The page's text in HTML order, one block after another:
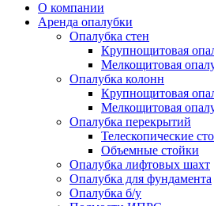
О компании
Аренда опалубки
Опалубка стен
Крупнощитовая
Мелкощитовая
Опалубка колонн
Крупнощитовая
Мелкощитовая
Опалубка перекрытий
Телескопические
Объемные стойки
Опалубка лифтовых шахт
Опалубка для фундамента
Опалубка б/у